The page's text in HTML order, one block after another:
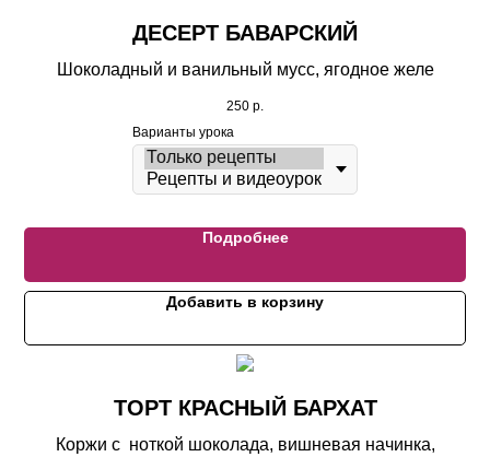
ДЕСЕРТ БАВАРСКИЙ
Шоколадный и ванильный мусс, ягодное желе
250 р.
Варианты урока
Подробнее
Добавить в корзину
ТОРТ КРАСНЫЙ БАРХАТ
Коржи с ноткой шоколада, вишневая начинка,